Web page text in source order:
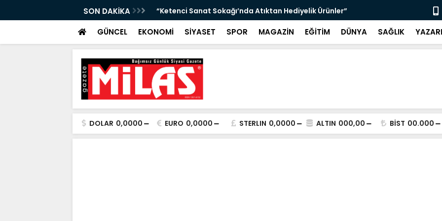
SON DAKİKA
Atıktan Hediyelik Ürünler” “Yaya Güvenliği İçin Zabıta Denetimleri Devam Ediyor” "Bir
GÜNCEL EKONOMİ SİYASET SPOR MAGAZİN EĞİTİM DÜNYA SAĞLIK
DOLAR 0,0000 EURO 0,0000 STERLIN 0,0000 ALTIN 000,00 BİST 00.000